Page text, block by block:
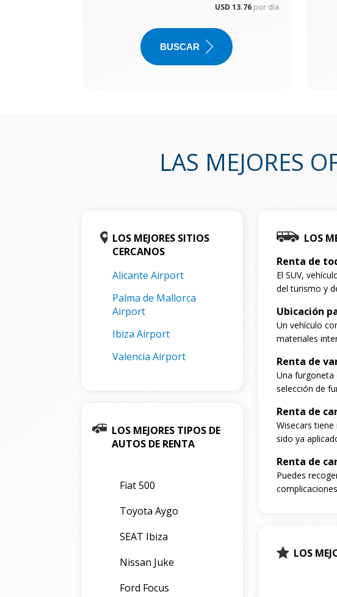
USD 13.76 por día
BUSCAR
LAS MEJORES
LOS MEJORES SITIOS
CERCANOS
Alicante Airport
Palma de Mallorca
Airport
Ibiza Airport
Valencia Airport
LOS MEJORES TIPOS DE
AUTOS DE RENTA
Fiat 500
Toyota Aygo
SEAT Ibiza
Nissan Juke
Ford Focus
LOS
Renta de
El SUV,
del turismo y
Ubicación
Un vehículo
materiales
Renta de
Una furgoneta
selección de
Renta de
Wisecars
sido ya
Renta de
Puedes
LOS